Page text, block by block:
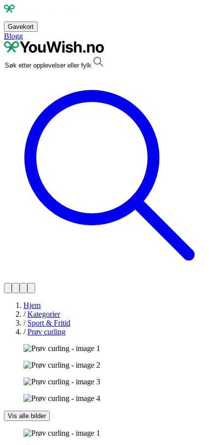
Gavekort
Blogg
Hjem
/Kategorier
/ Sport & Fritid
/Prøv curling
Vis alle bilder